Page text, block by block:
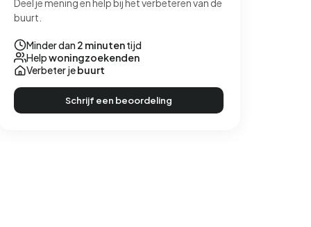
Deel je mening en help bij het verbeteren van de
buurt.
Minder dan 2 minutentijd
Helpwoningzoekenden
Verbeter jebuurt
Schrijf een beoordeling